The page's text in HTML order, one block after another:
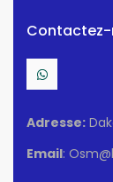
Adresse:
Email: